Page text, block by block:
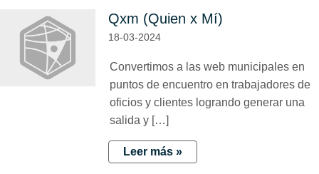
Qxm (Quien x Mí)
18-03-2024
Convertimos a las web municipales en
puntos de encuentro en trabajadores de
oficios y clientes logrando generar una
salida y […]
Leer más »